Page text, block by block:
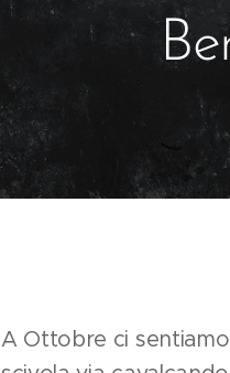
A Ottobre ci